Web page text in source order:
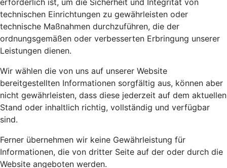
erforderlich ist, um die Sicherheit und Integrität von
technischen Einrichtungen zu gewährleisten oder
technische Maßnahmen durchzuführen, die der
ordnungsgemäßen oder verbesserten Erbringung unserer
Leistungen dienen.
Wir wählen die von uns auf unserer Website
bereitgestellten Informationen sorgfältig aus, können aber
nicht gewährleisten, dass diese jederzeit auf dem aktuellen
Stand oder inhaltlich richtig, vollständig und verfügbar
sind.
Ferner übernehmen wir keine Gewährleistung für
Informationen, die von dritter Seite auf der oder durch die
Website angeboten werden.